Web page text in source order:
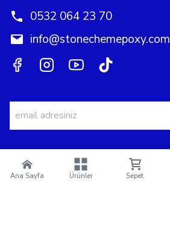
0532 064 23 70
info@stonechemepoxy.com
Ana Sayfa Ürünler Sepet